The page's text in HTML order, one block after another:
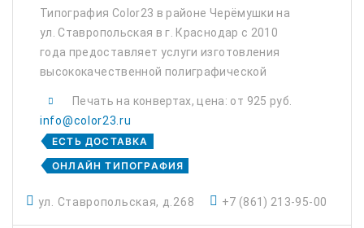
Типография Color23 в районе Черёмушки на
ул. Ставропольская в г. Краснодар с 2010
года предоставляет услуги изготовления
высококачественной полиграфической
сувенирного и интерьерного назначения.
Печать на конвертах, цена: от 925 руб.
info@color23.ru
ЕСТЬ ДОСТАВКА
ОНЛАЙН ТИПОГРАФИЯ
ул. Ставропольская, д.268 +7 (861) 213-95-00